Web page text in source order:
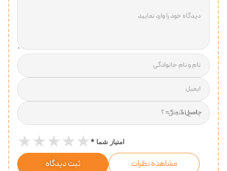
دیدگاه خود را وارد نمایید
نام و نام خانوادگی
ایمیل
پاسخ امنیتی
امتیاز شما *
★★★★★
ثبت دیدگاه مشاهده نظرات